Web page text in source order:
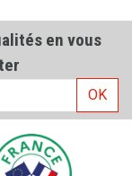
en vous
OK